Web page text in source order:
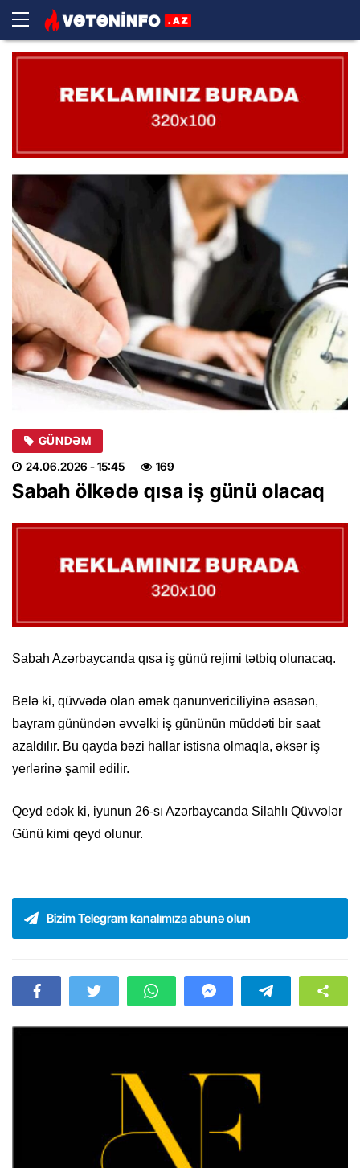
GÜNDƏM
24.06.2026 - 15:45 169
Sabah ölkədə qısa iş günü olacaq
Sabah Azərbaycanda qısa iş günü rejimi tətbiq olunacaq.
Belə ki, qüvvədə olan əmək qanunvericiliyinə əsasən,
bayram günündən əvvəlki iş gününün müddəti bir saat
azaldılır. Bu qayda bəzi hallar istisna olmaqla, əksər iş
yerlərinə şamil edilir.
Qeyd edək ki, iyunun 26-sı Azərbaycanda Silahlı Qüvvələr
Günü kimi qeyd olunur.
Bizim Telegram kanalımıza abunə olun